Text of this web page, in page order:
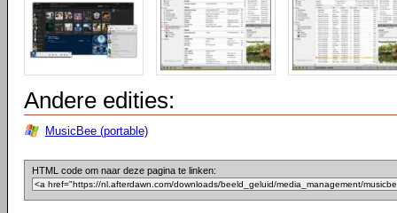
Andere edities:
MusicBee (portable)
HTML code om naar deze pagina te linken: